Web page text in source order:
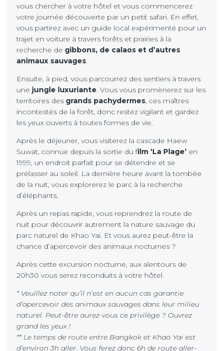
vous chercher à votre hôtel et vous commencerez
votre journée découverte par un petit safari. En effet,
vous partirez avec un guide local expérimenté pour un
trajet en voiture à travers forêts et prairies à la
recherche de gibbons, de calaos et d’autres
animaux sauvages
Ensuite, à pied, vous parcourrez des sentiers à travers
une jungle luxuriante . Vous vous promènerez sur les
territoires des grands pachydermes , ces maîtres
incontestés de la forêt, donc restez vigilant et gardez
les yeux ouverts à toutes formes de vie.
Après le déjeuner, vous visiterez la cascade Haew
Suwat, connue depuis la sortie du film ‘La Plage’ en
1999, un endroit parfait pour se détendre et se
prélasser au soleil. La dernière heure avant la tombée
de la nuit, vous explorerez le parc à la recherche
d’éléphants.
Après un repas rapide, vous reprendrez la route de
nuit pour découvrir autrement la nature sauvage du
parc naturel de Khao Yai. Et vous aurez peut-être la
chance d’apercevoir des animaux nocturnes ?
Après cette excursion nocturne, aux alentours de
20h30 vous serez reconduits à votre hôtel.
* Veuillez noter qu’il n’est en aucun cas garantie
d’apercevoir des animaux sauvages dans leur milieu
naturel. Peut-être aurez-vous ce privilège ? Ouvrez
grand les yeux !
** Le temps de route entre Bangkok et Khao Yai est
d’environ 3h aller. Vous ferez donc 6h de route aller-